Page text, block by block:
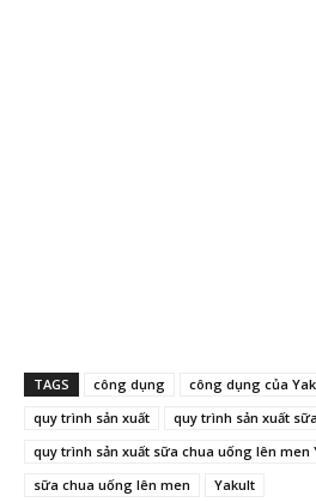
TAGS công dụng công dụng của
quy trình sản xuất
quy trình sản xuất
quy trình sản xuất sữa chua uống lên men
sữa chua uống lên men
Yakult